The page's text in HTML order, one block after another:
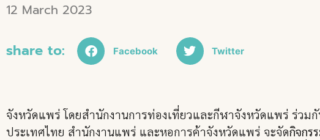
12 March 2023
share to: Facebook Twitter
จังหวัดแพร่ โดยสำนักงานการท่องเที่ยวและกีฬาจังหวัดแพร่ ร่ว
ประเทศไทย สำนักงานแพร่ และหอการค้าจังหวัดแพร่ จะจัดกิจกร